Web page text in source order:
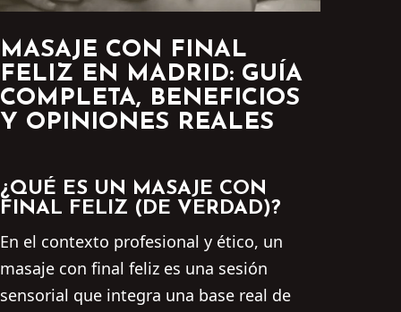
MASAJE CON FINAL
FELIZ EN MADRID: GUÍA
COMPLETA, BENEFICIOS
Y OPINIONES REALES
¿QUÉ ES UN MASAJE CON
FINAL FELIZ (DE VERDAD)?
En el contexto profesional y ético, un
masaje con final feliz es una sesión
sensorial que integra una base real de